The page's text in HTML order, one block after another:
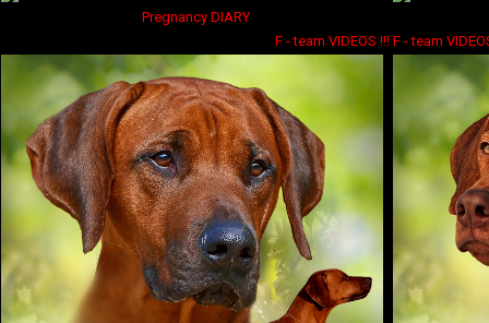
Pregnancy DIARY
F - team VIDEOS !!! F - team